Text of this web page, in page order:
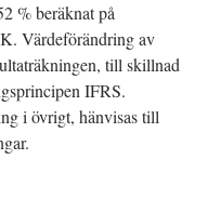
% beräknat på
Värdeförändring av
till skillnad
IFRS.
i övrigt, hänvisas till